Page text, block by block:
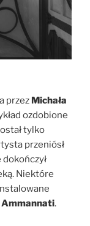
przez Michała
ozdobione
tylko
przeniósł
Niektóre
Ammannati.